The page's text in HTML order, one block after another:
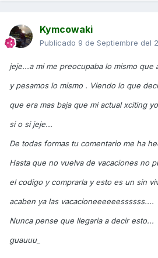
Kymcowaki
Publicado 9 de Septiembre del
jeje...a mi me preocupaba lo mismo que
y pesamos lo mismo . Viendo lo que
que era mas baja que mi actual xciting
si o si jeje...
De todas formas tu comentario me ha
Hasta que no vuelva de vacaciones no
el codigo y comprarla y esto es un sin
acaben ya las vacacioneeeeeessssss....
Nunca pense que llegaria a decir esto...
guauuu_